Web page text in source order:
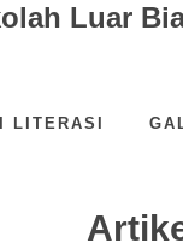
Luar
LITERASI